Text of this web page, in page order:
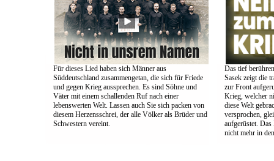
Für dieses Lied haben sich Männer aus
Süddeutschland zusammengetan, die sich für Friede
und gegen Krieg aussprechen. Es sind Söhne und
Väter mit einem schallenden Ruf nach einer
lebenswerten Welt. Lassen auch Sie sich packen von
diesem Herzensschrei, der alle Völker als Brüder und
Schwestern vereint.
Das tief
Sasek zeigt die
zur Front
Krieg, welcher
diese Welt
versprochen,
aufgerüstet.
nicht mehr in